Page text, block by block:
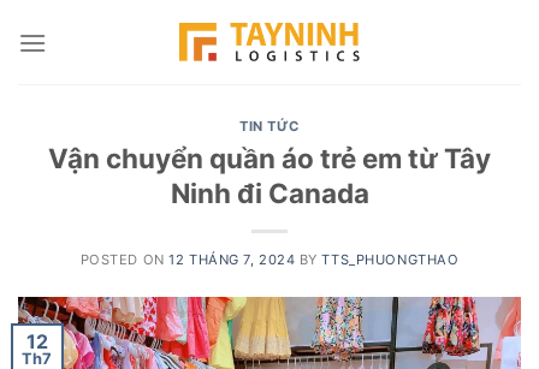
TIN TỨC
Vận chuyển quần áo trẻ em từ Tây
Ninh đi Canada
POSTED ON12 THÁNG 7, 2024 BYTTS_PHUONGTHAO
12
Th7